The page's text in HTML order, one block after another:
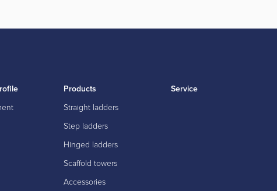
Products
Straight ladders
Step ladders
Hinged ladders
Scaffold towers
Accessories
Service